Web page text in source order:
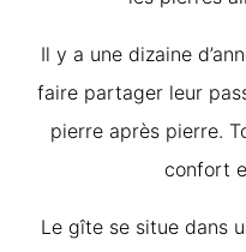
Il y a une dizaine
faire partager leur
pierre après pierre.
confort
Le gîte se situe dans